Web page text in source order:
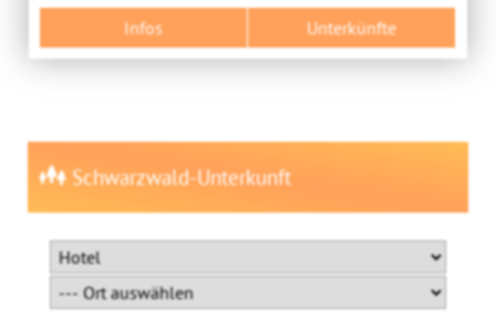
Infos Unterkünfte
Schwarzwald-Unterkunft